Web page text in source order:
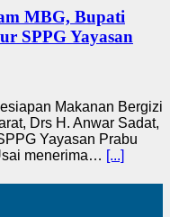
MBG, Bupati
SPPG Yayasan
Makanan Bergizi
Drs H. Anwar Sadat,
Yayasan Prabu
menerima… [...]